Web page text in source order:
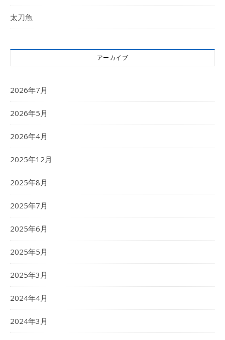
太刀魚
アーカイブ
2026年7月
2026年5月
2026年4月
2025年12月
2025年8月
2025年7月
2025年6月
2025年5月
2025年3月
2024年4月
2024年3月